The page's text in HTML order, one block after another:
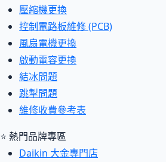
壓縮機更換
控制電路板維修 (PCB)
風扇電機更換
啟動電容更換
結冰問題
跳掣問題
維修收費參考表
⭐ 熱門品牌專區
Daikin 大金專門店